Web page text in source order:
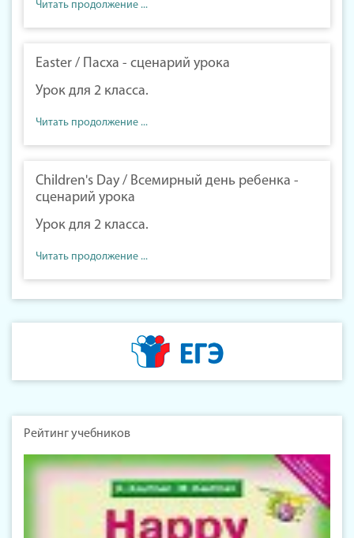
Читать продолжение ...
Easter / Пасха - сценарий урока
Урок для 2 класса.
Читать продолжение ...
Children's Day / Всемирный день ребенка -
сценарий урока
Урок для 2 класса.
Читать продолжение ...
Рейтинг учебников